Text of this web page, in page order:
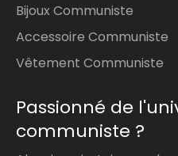
Bijoux Communiste
Accessoire Communiste
Vêtement Communiste
Passionné de
communiste ?